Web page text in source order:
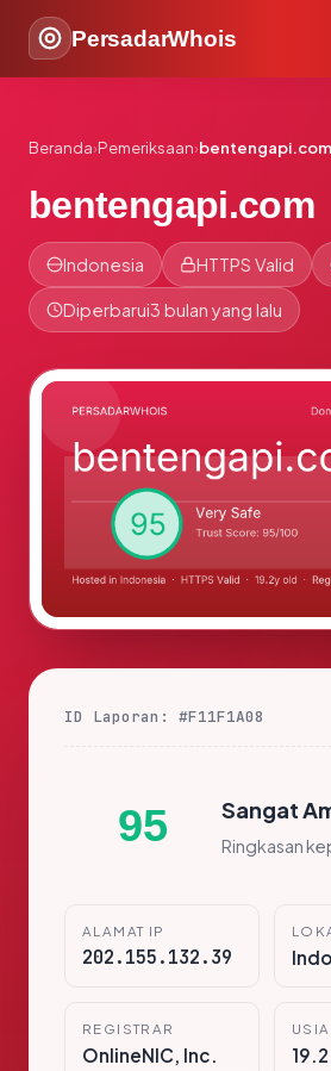
PersadarWhois
Beranda›Pemeriksaan›bentengapi.com
bentengapi.com
Indonesia HTTPS Valid
Diperbarui3 bulan yang lalu
ID Laporan: #F11F1A08
95 Sangat
Ringkasan
ALAMAT IP
202.155.132.39
REGISTRAR
OnlineNIC, Inc.